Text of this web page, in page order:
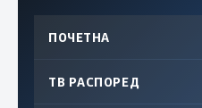
ПОЧЕТНА
ТВ РАСПОРЕД